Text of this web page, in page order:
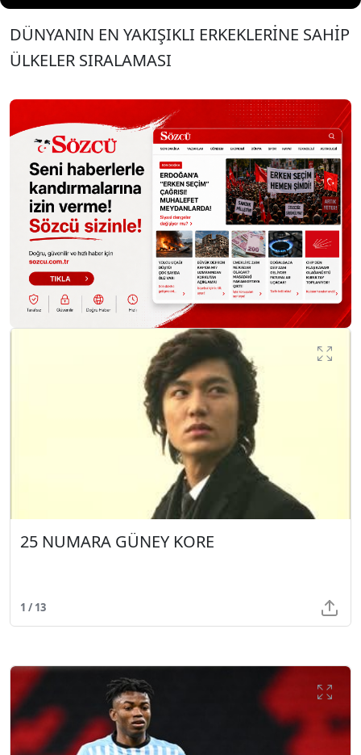
DÜNYANIN EN YAKIŞIKLI ERKEKLERİNE SAHİP
ÜLKELER SIRALAMASI
25 NUMARA GÜNEY KORE
1 / 13